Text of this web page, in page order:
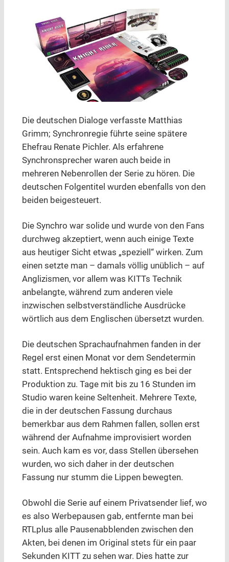
Die deutschen Dialoge verfasste Matthias
Grimm; Synchronregie führte seine spätere
Ehefrau Renate Pichler. Als erfahrene
Synchronsprecher waren auch beide in
mehreren Nebenrollen der Serie zu hören. Die
deutschen Folgentitel wurden ebenfalls von den
beiden beigesteuert.
Die Synchro war solide und wurde von den Fans
durchweg akzeptiert, wenn auch einige Texte
aus heutiger Sicht etwas „speziell“ wirken. Zum
einen setzte man – damals völlig unüblich – auf
Anglizismen, vor allem was KITTs Technik
anbelangte, während zum anderen viele
inzwischen selbstverständliche Ausdrücke
wörtlich aus dem Englischen übersetzt wurden.
Die deutschen Sprachaufnahmen fanden in der
Regel erst einen Monat vor dem Sendetermin
statt. Entsprechend hektisch ging es bei der
Produktion zu. Tage mit bis zu 16 Stunden im
Studio waren keine Seltenheit. Mehrere Texte,
die in der deutschen Fassung durchaus
bemerkbar aus dem Rahmen fallen, sollen erst
während der Aufnahme improvisiert worden
sein. Auch kam es vor, dass Stellen übersehen
wurden, wo sich daher in der deutschen
Fassung nur stumm die Lippen bewegten.
Obwohl die Serie auf einem Privatsender lief, wo
es also Werbepausen gab, entfernte man bei
RTLplus alle Pausenabblenden zwischen den
Akten, bei denen im Original stets für ein paar
Sekunden KITT zu sehen war. Dies hatte zur